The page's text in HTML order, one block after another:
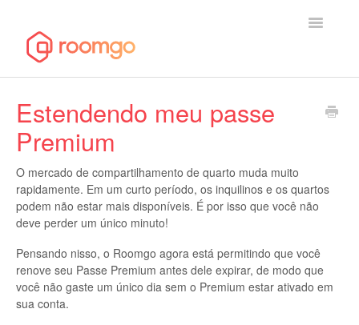
Toggle
Estendendo meu passe
Premium
O mercado de compartilhamento de quarto muda muito
rapidamente. Em um curto período, os inquilinos e os quartos
podem não estar mais disponíveis. É por isso que você não
deve perder um único minuto!
Pensando nisso, o Roomgo agora está permitindo que você
renove seu Passe Premium antes dele expirar, de modo que
você não gaste um único dia sem o Premium estar ativado em
sua conta.